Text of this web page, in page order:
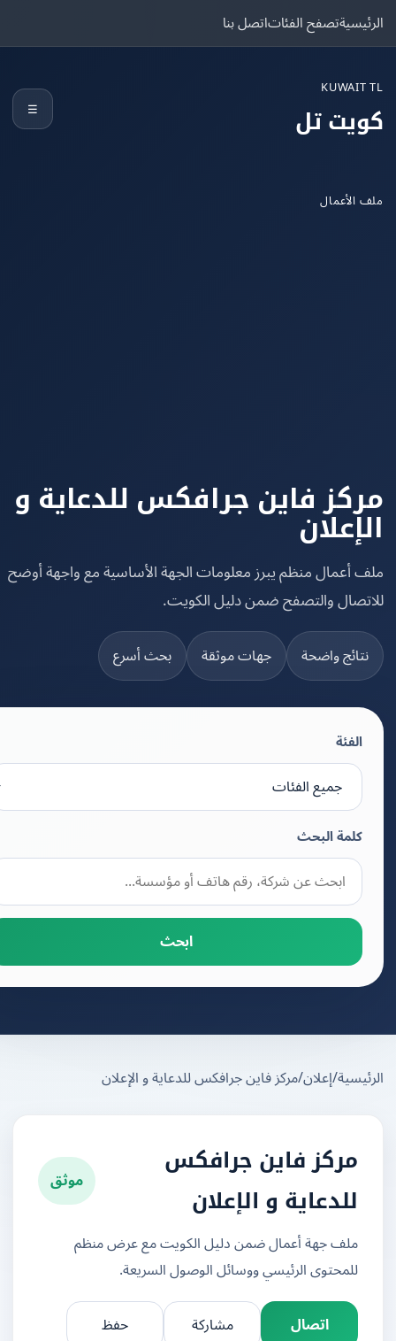
تصفح الفئاتاتصل بنا
تل
فاين جرافكس للدعاية و
منظم يبرز معلومات الجهة الأساسية مع واجهة أوضح
والتصفح ضمن دليل الكويت.
واضحة جهات موثقة بحث أسرع
كلمة البحث
ابحث
/إعلان/مركز فاين جرافكس للدعاية و الإعلان
مركز فاين جرافكس
للدعاية و الإعلان
موثق
ملف جهة أعمال ضمن دليل الكويت مع عرض منظم
للمحتوى الرئيسي ووسائل الوصول السريعة.
اتصال
مشاركة